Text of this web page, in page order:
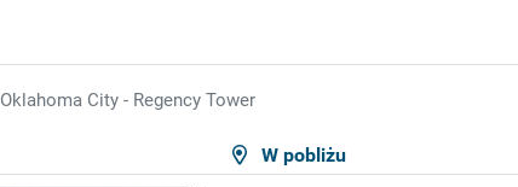
Oklahoma City - Regency Tower
W pobliżu